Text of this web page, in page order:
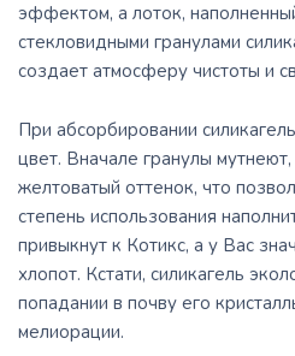
эффектом, а лоток,
стекловидными гранулами
создает атмосферу чистоты и
При абсорбировании
цвет. Вначале гранулы
желтоватый оттенок, что
степень использования
привыкнут к Котикс, а у Вас
хлопот. Кстати, силикагель
попадании в почву его
мелиорации.